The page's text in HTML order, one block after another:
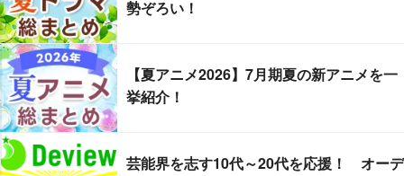
勢ぞろい！
【夏アニメ2026】7月期夏の新アニメを一
挙紹介！
芸能界を志す10代～20代を応援！ オーデ